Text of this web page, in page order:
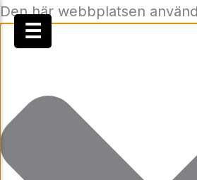
Den här webbplatsen
☰